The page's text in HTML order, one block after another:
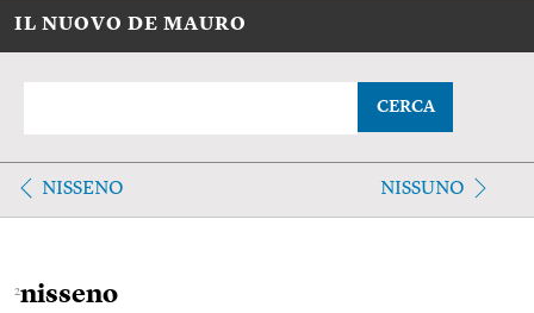
IL NUOVO DE MAURO
CERCA
NISSENO NISSUNO
2nisseno